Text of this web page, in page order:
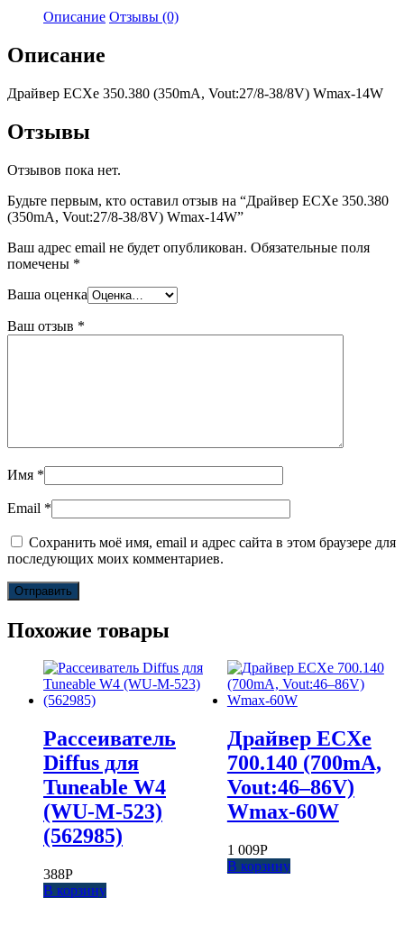
Описание Отзывы (0)
Описание
Драйвер ECXe 350.380 (350mA, Vout:27/8-38/8V) Wmax-14W
Отзывы
Отзывов пока нет.
Будьте первым, кто оставил отзыв на “Драйвер ECXe 350.380
(350mA, Vout:27/8-38/8V) Wmax-14W”
Ваш адрес email не будет опубликован. Обязательные поля
помечены *
Ваша оценка
Ваш отзыв *
Имя *
Email *
Сохранить моё имя, email и адрес сайта в этом браузере для
последующих моих комментариев.
Похожие товары
Рассеиватель
Diffus для
Tuneable W4
(WU-M-523)
(562985)
388Р
В корзину
Драйвер ECXe
700.140 (700mA,
Vout:46–86V)
Wmax-60W
1 009Р
В корзину